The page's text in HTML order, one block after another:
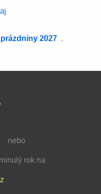
2027 .
nebo
rok na